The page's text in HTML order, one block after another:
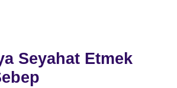
Seyahat Etmek